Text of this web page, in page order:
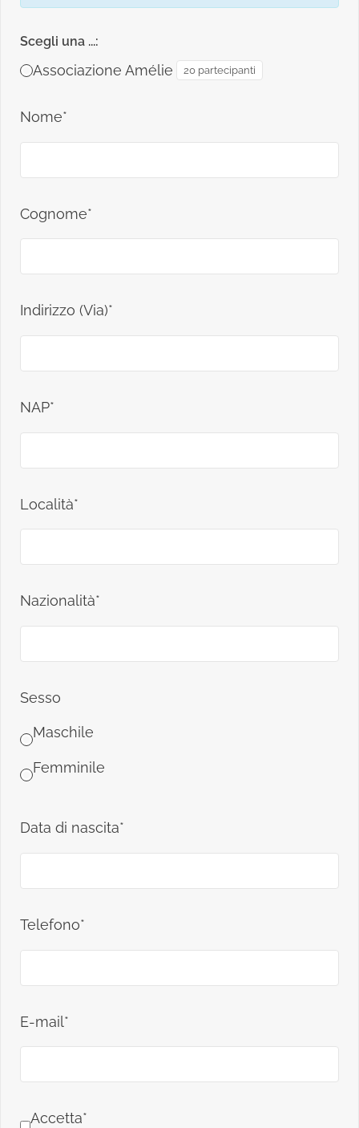
Scegli una ...:
Associazione Amélie 20 partecipanti
Nome*
Cognome*
Indirizzo (Via)*
NAP*
Località*
Nazionalità*
Sesso
Maschile
Femminile
Data di nascita*
Telefono*
E-mail*
Accetta*